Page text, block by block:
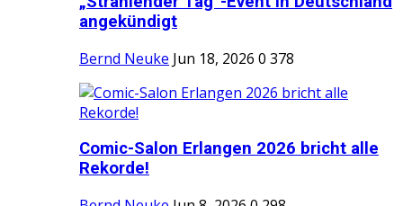
angekündigt
Bernd Neuke Jun 18, 2026 0 378
Comic-Salon Erlangen 2026 bricht alle
Rekorde!